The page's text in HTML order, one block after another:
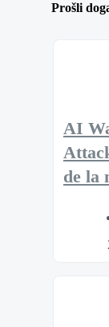
Prošli
AI
de la